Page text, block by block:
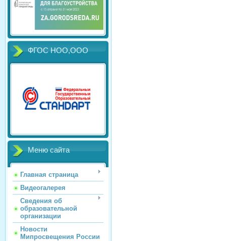
ФГОС НОО,ООО
Меню сайта
Главная страница
Видеогалерея
Сведения об
образовательной
организации
Новости
Мипросвещения России